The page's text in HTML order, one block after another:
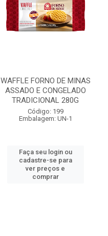
WAFFLE FORNO DE MINAS
ASSADO E CONGELADO
TRADICIONAL 280G
Código: 199
Embalagem: UN-1
Faça seu login ou
cadastre-se para
ver preços e
comprar